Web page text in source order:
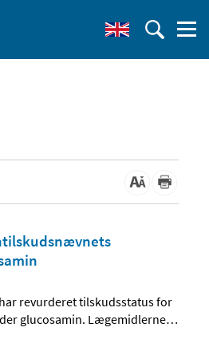
revurderet tilskudsstatus for
glucosamin. Lægemidlerne…